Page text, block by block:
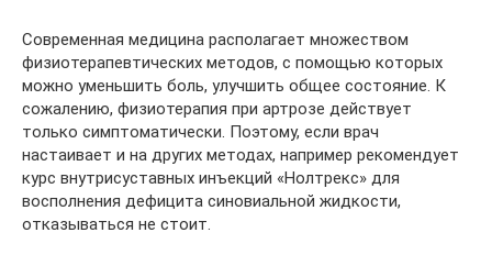
Современная медицина располагает множеством
физиотерапевтических методов, с помощью которых
можно уменьшить боль, улучшить общее состояние. К
сожалению, физиотерапия при артрозе действует
только симптоматически. Поэтому, если врач
настаивает и на других методах, например рекомендует
курс внутрисуставных инъекций «Нолтрекс» для
восполнения дефицита синовиальной жидкости,
отказываться не стоит.